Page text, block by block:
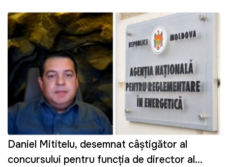
Daniel Mititelu, desemnat câștigător al
concursului pentru funcția de director al